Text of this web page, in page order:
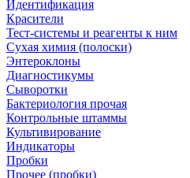
Идентификация
Красители
Тест-системы и реагенты к ним
Сухая химия (полоски)
Энтероклоны
Диагностикумы
Сыворотки
Бактериология прочая
Контрольные штаммы
Культивирование
Индикаторы
Пробки
Прочее (пробки)